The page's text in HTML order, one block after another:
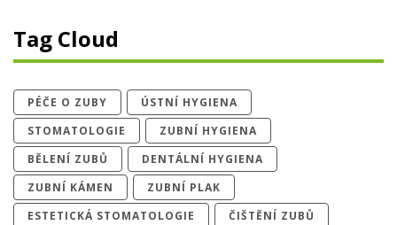
Tag Cloud
PÉČE O ZUBY
ÚSTNÍ HYGIENA
STOMATOLOGIE
ZUBNÍ HYGIENA
BĚLENÍ ZUBŮ
DENTÁLNÍ HYGIENA
ZUBNÍ KÁMEN
ZUBNÍ PLAK
ESTETICKÁ STOMATOLOGIE
ČIŠTĚNÍ ZUBŮ